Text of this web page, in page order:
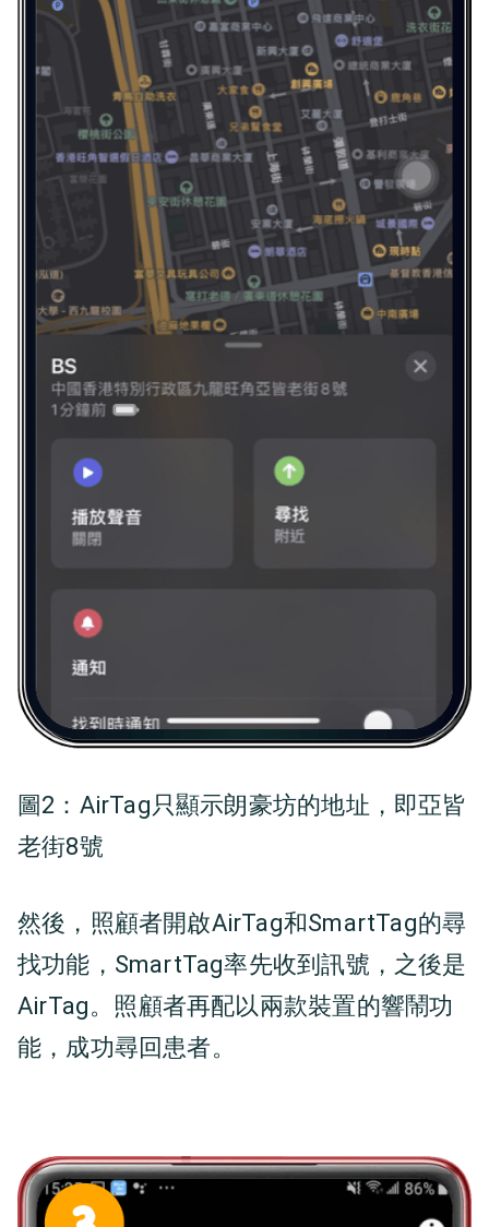
圖2：AirTag只顯示朗豪坊的地址，即亞皆
老街8號
然後，照顧者開啟AirTag和SmartTag的尋
找功能，SmartTag率先收到訊號，之後是
AirTag。照顧者再配以兩款裝置的響鬧功
能，成功尋回患者。